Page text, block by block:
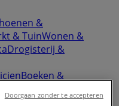
&
& TuinWonen &
Drogisterij &
Boeken &
Doorgaan zonder te accepteren